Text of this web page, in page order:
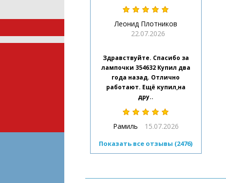
Леонид Плотников
22.07.2026
Здравствуйте. Спасибо за
лампочки 354632 Купил два
года назад. Отлично
работают. Ещё купил,на
дру..
Рамиль 15.07.2026
Показать все отзывы (2476)